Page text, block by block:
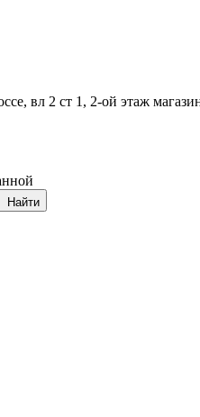
вл 2 ст 1, 2-ой этаж
Найти